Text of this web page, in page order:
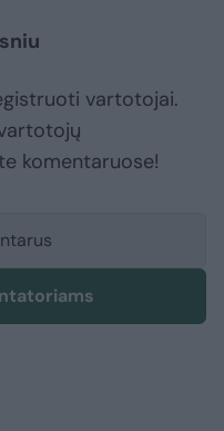
vartotojai.
komentaruose!